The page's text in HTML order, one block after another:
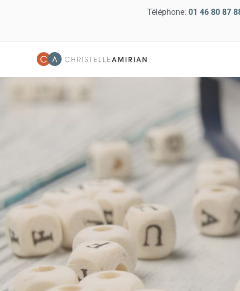
Téléphone: 01 46 80 87